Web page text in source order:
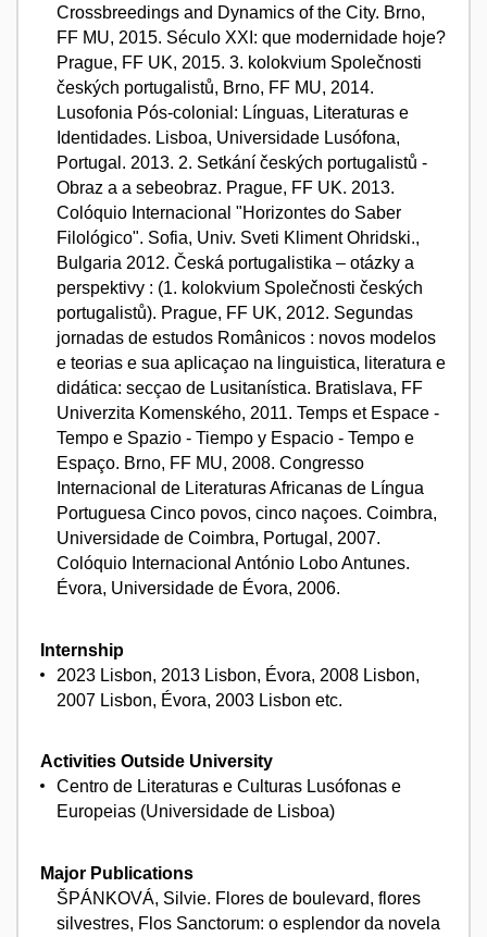
Crossbreedings and Dynamics of the City. Brno,
FF MU, 2015. Século XXI: que modernidade hoje?
Prague, FF UK, 2015. 3. kolokvium Společnosti
českých portugalistů, Brno, FF MU, 2014.
Lusofonia Pós-colonial: Línguas, Literaturas e
Identidades. Lisboa, Universidade Lusófona,
Portugal. 2013. 2. Setkání českých portugalistů -
Obraz a a sebeobraz. Prague, FF UK. 2013.
Colóquio Internacional "Horizontes do Saber
Filológico". Sofia, Univ. Sveti Kliment Ohridski.,
Bulgaria 2012. Česká portugalistika – otázky a
perspektivy : (1. kolokvium Společnosti českých
portugalistů). Prague, FF UK, 2012. Segundas
jornadas de estudos Românicos : novos modelos
e teorias e sua aplicaçao na linguistica, literatura e
didática: secçao de Lusitanística. Bratislava, FF
Univerzita Komenského, 2011. Temps et Espace -
Tempo e Spazio - Tiempo y Espacio - Tempo e
Espaço. Brno, FF MU, 2008. Congresso
Internacional de Literaturas Africanas de Língua
Portuguesa Cinco povos, cinco naçoes. Coimbra,
Universidade de Coimbra, Portugal, 2007.
Colóquio Internacional António Lobo Antunes.
Évora, Universidade de Évora, 2006.
Internship
2023 Lisbon, 2013 Lisbon, Évora, 2008 Lisbon,
2007 Lisbon, Évora, 2003 Lisbon etc.
Activities Outside University
Centro de Literaturas e Culturas Lusófonas e
Europeias (Universidade de Lisboa)
Major Publications
ŠPÁNKOVÁ, Silvie. Flores de boulevard, flores
silvestres, Flos Sanctorum: o esplendor da novela